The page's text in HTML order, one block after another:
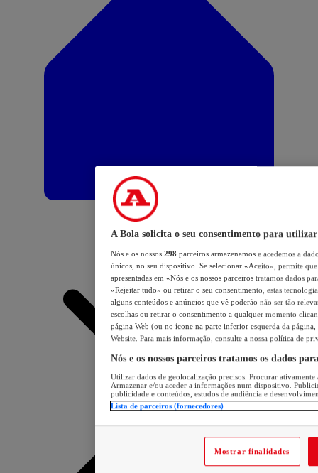
A Bola solicita o seu consentimento para utilizar
Nós e os nossos 298 parceiros armazenamos e acedemos a
únicos, no seu dispositivo. Se selecionar «Aceito», permite
apresentadas em «Nós e os nossos parceiros tratamos dados
«Rejeitar tudo» ou retirar o seu consentimento, estas
alguns conteúdos e anúncios que vê poderão não ser tão
escolhas ou retirar o consentimento a qualquer momento
página Web (ou no ícone na parte inferior esquerda da página,
Website. Para mais informação, consulte a nossa política de
Nós e os nossos parceiros tratamos os dados
Utilizar dados de geolocalização precisos. Procurar
Armazenar e/ou aceder a informações num dispositivo.
publicidade e conteúdos, estudos de audiência e
Lista de parceiros (fornecedores)
Mostrar finalidades